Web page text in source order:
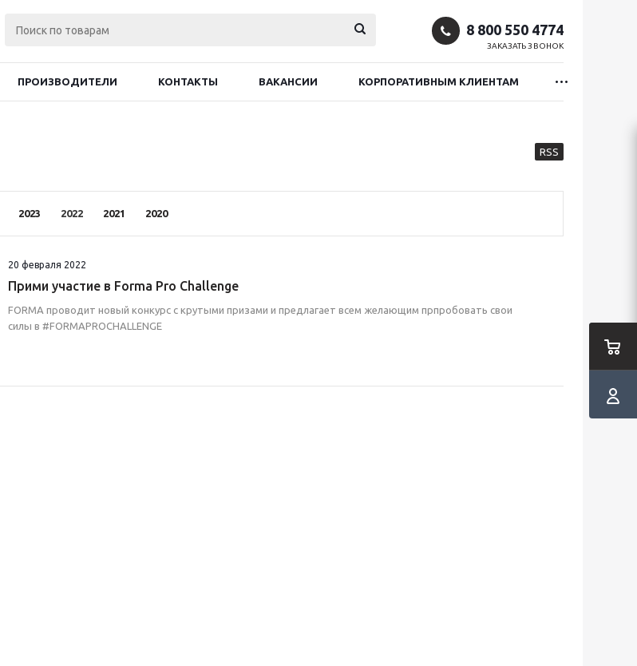
8 800 550 4774
ЗАКАЗАТЬ ЗВОНОК
ПРОИЗВОДИТЕЛИ КОНТАКТЫ ВАКАНСИИ КОРПОРАТИВНЫМ КЛИЕНТАМ
RSS
2023 2022 2021 2020
20 февраля 2022
Прими участие в Forma Pro Challenge
FORMA проводит новый конкурс с крутыми призами и предлагает всем желающим прпробовать свои
силы в #FORMAPROCHALLENGE